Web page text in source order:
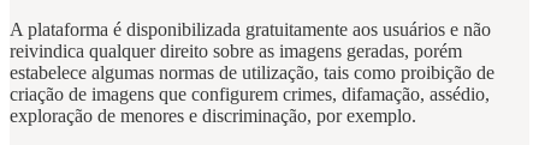
A plataforma é disponibilizada gratuitamente aos usuários e não
reivindica qualquer direito sobre as imagens geradas, porém
estabelece algumas normas de utilização, tais como proibição de
criação de imagens que configurem crimes, difamação, assédio,
exploração de menores e discriminação, por exemplo.